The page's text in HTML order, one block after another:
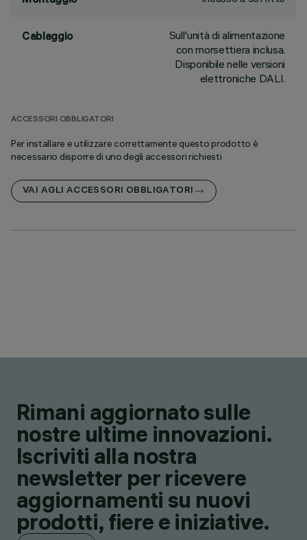
Cablaggio
Sull'unità di alimentazione
con morsettiera inclusa.
Disponibile nelle versioni
elettroniche DALI.
ACCESSORI OBBLIGATORI
Per installare e utilizzare correttamente questo prodotto è
necessario disporre di uno degli accessori richiesti
VAI AGLI ACCESSORI OBBLIGATORI
Rimani aggiornato sulle
nostre ultime innovazioni.
Iscriviti alla nostra
newsletter per ricevere
aggiornamenti su nuovi
prodotti, fiere e iniziative.